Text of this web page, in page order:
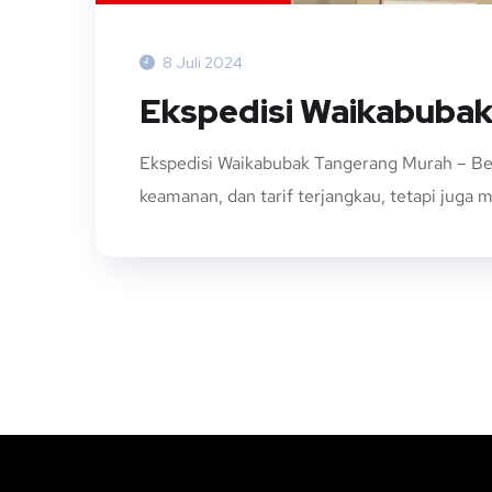
8 Juli 2024
Ekspedisi
Ekspedisi Waikabubak Tangerang Murah –
keamanan, dan tarif terjangkau, tetapi juga